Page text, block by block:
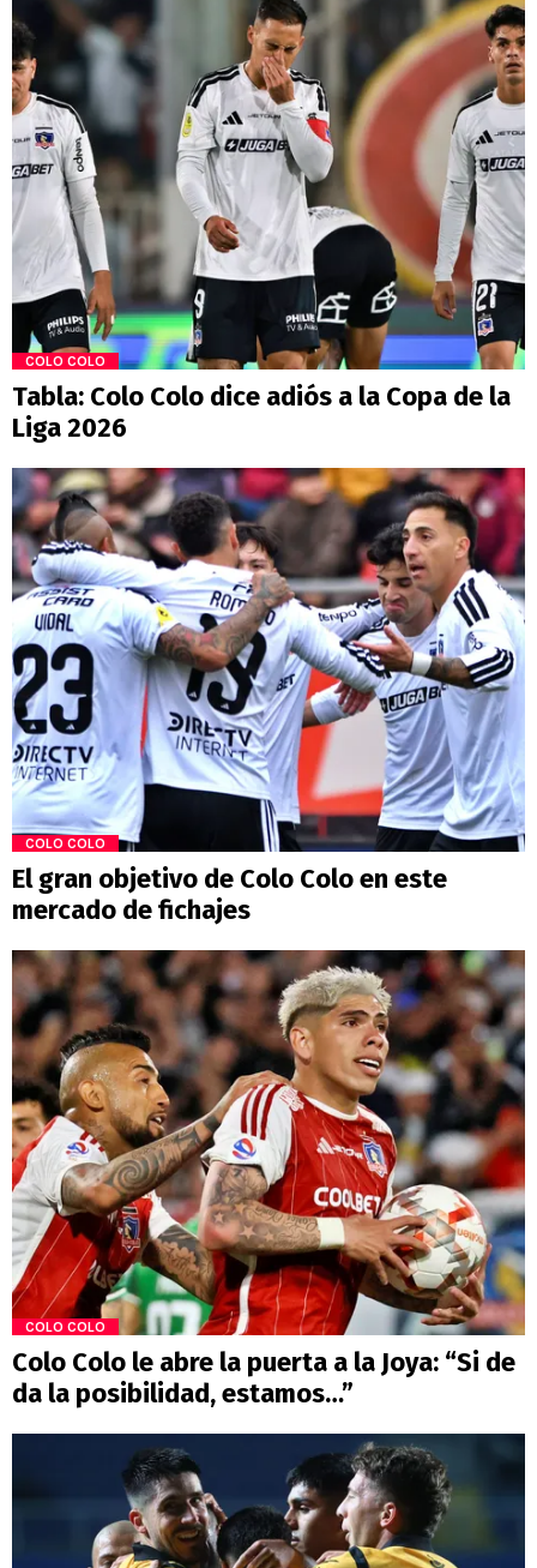
COLO COLO
Tabla: Colo Colo dice adiós a la Copa de la
Liga 2026
COLO COLO
El gran objetivo de Colo Colo en este
mercado de fichajes
COLO COLO
Colo Colo le abre la puerta a la Joya: “Si de
da la posibilidad, estamos…”